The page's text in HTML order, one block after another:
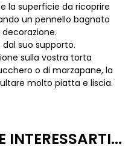
la superficie da ricoprire
un pennello bagnato
suo supporto.
sulla vostra torta
o di marzapane, la
molto piatta e liscia.
INTERESSARTI...